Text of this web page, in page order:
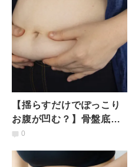
【揺らすだけでぽっこり
お腹が凹む？】骨盤底筋
群を鍛えて骨盤の歪みを
0